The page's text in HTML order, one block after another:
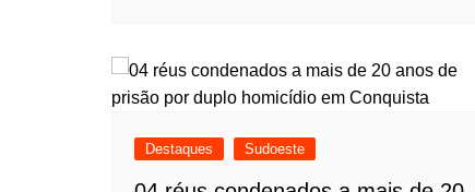
Destaques Sudoeste